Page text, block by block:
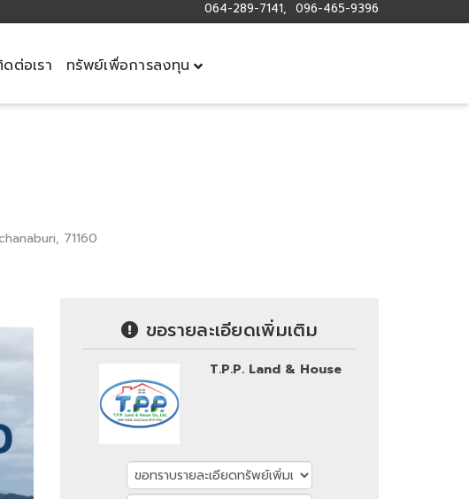
064-289-7141, 096-465-9396
ต่อเรา ทรัพย์เพื่อการลงทุน
71160
ขอรายละเอียดเพิ่มเติม
T.P.P. Land & House